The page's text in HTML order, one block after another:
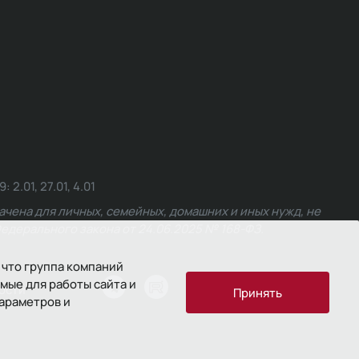
группа компаний
для работы сайта и
и
Принять
27.01, 4.01
для личных, семейных, домашних и иных нужд, не